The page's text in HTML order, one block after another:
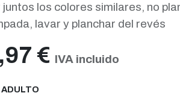
juntos los colores similares, no
lavar y planchar del revés
€ IVA incluido